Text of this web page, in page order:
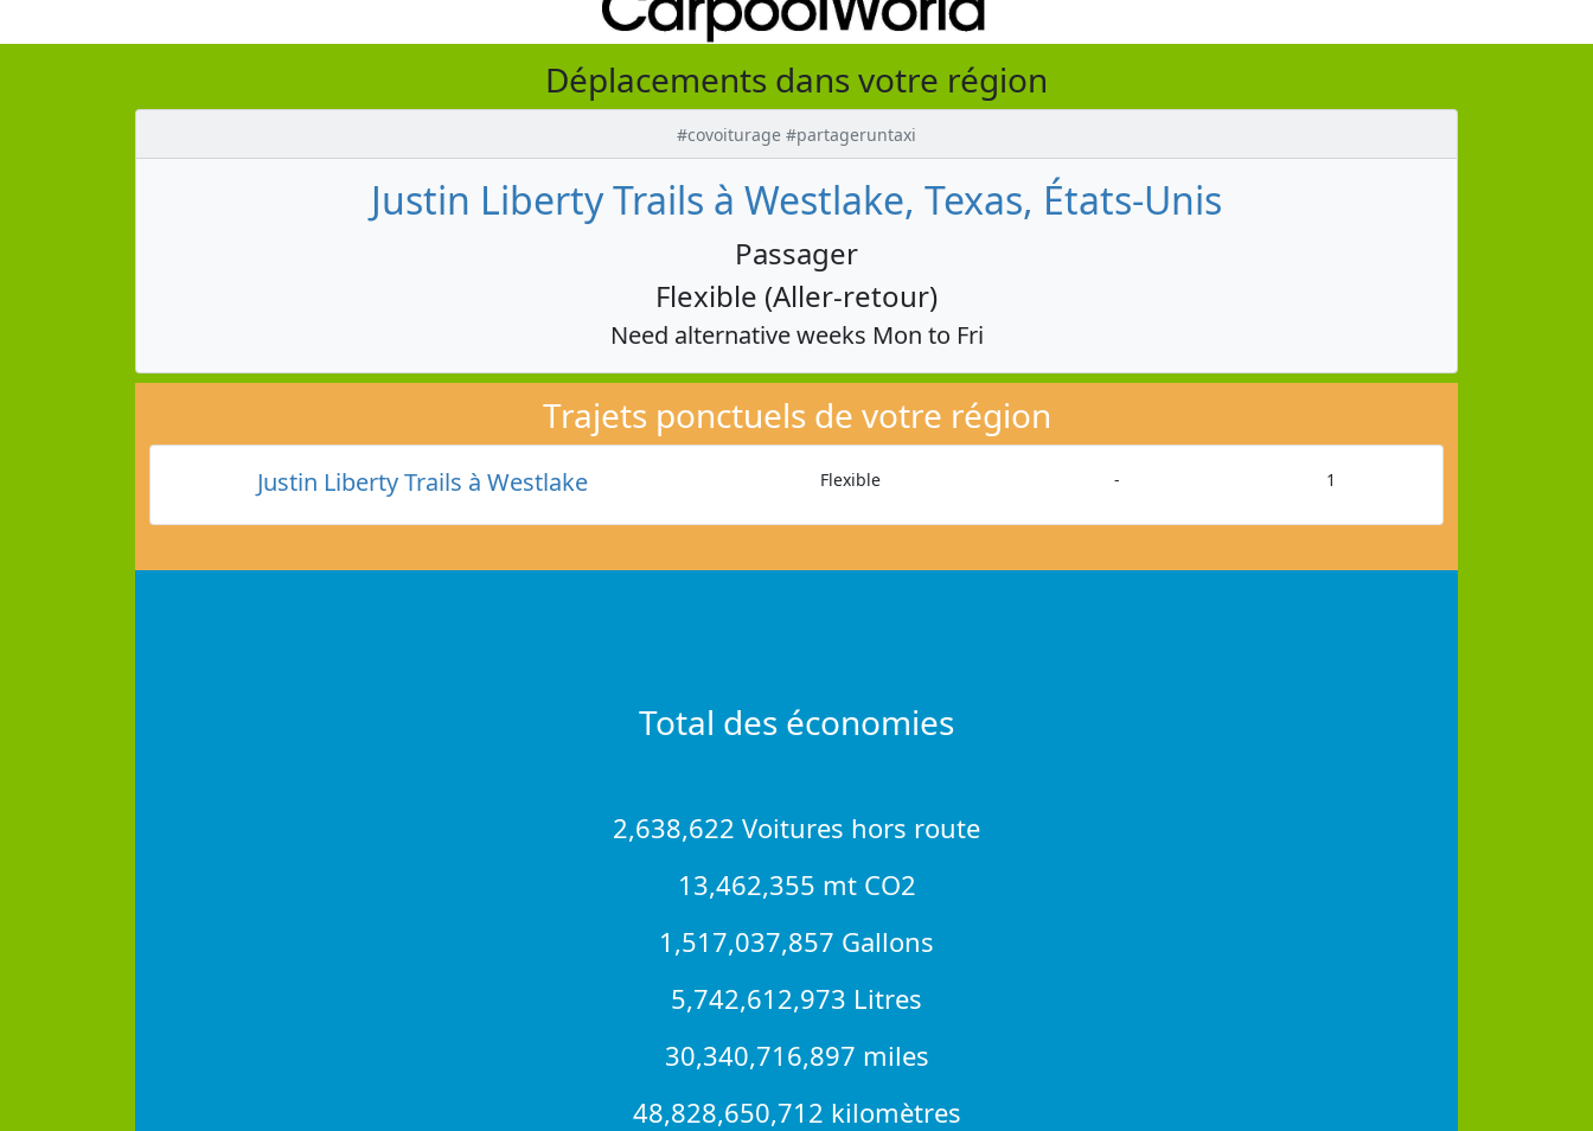
Déplacements dans votre région
#covoiturage #partageruntaxi
Justin Liberty Trails à Westlake, Texas, États-Unis
Passager
Flexible (Aller-retour)
Need alternative weeks Mon to Fri
Trajets ponctuels de votre région
Justin Liberty Trails à Westlake Flexible - 1
Total des économies
2,638,622 Voitures hors route
13,462,355 mt CO2
1,517,037,857 Gallons
5,742,612,973 Litres
30,340,716,897 miles
48,828,650,712 kilomètres